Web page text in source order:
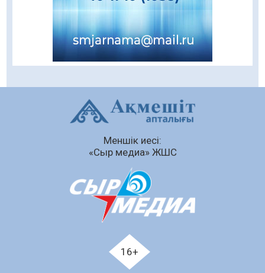
Балалардың жазғы демалысындағы
қауіпсіздік – тұрақты бақылауда
07.08.2026
Сыбайлас жемқорлық
Аумақтан тыс соттылық – сот төрелігінің
ашықтығы мен қолжетімділігін арттыру
«Дауыс беру учаскесін қалай табуға болады?»￼
Қазақстандықтар Құрылтай сайлауынан
жақсылық күтеді – қоғамдық пікір зерттеуі
Меншік иесі:
«Сыр медиа» ЖШС
16+